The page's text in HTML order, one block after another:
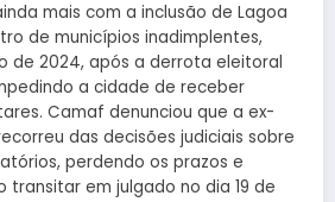
mais com a inclusão de Lagoa
de municípios inadimplentes,
de 2024, após a derrota eleitoral
a cidade de receber
Camaf denunciou que a ex-
das decisões judiciais sobre
perdendo os prazos e
transitar em julgado no dia 19 de